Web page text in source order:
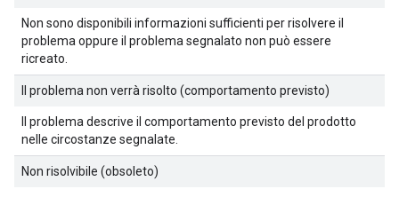
Non sono disponibili informazioni sufficienti per risolvere il
problema oppure il problema segnalato non può essere
ricreato.
Il problema non verrà risolto (comportamento previsto)
Il problema descrive il comportamento previsto del prodotto
nelle circostanze segnalate.
Non risolvibile (obsoleto)